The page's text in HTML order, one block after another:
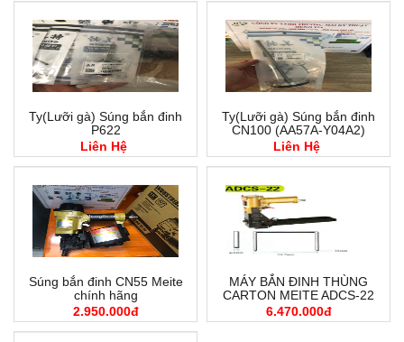
Ty(Lưỡi gà) Súng bắn đinh
P622
Liên Hệ
Ty(Lưỡi gà) Súng bắn đinh
CN100 (AA57A-Y04A2)
Liên Hệ
Súng bắn đinh CN55 Meite
chính hãng
2.950.000đ
MÁY BẮN ĐINH THÙNG
CARTON MEITE ADCS-22
6.470.000đ